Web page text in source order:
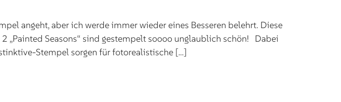
angeht, aber ich werde immer wieder eines Besseren belehrt. Diese
„Painted Seasons“ sind gestempelt soooo unglaublich schön! Dabei
Stempel sorgen für fotorealistische […]